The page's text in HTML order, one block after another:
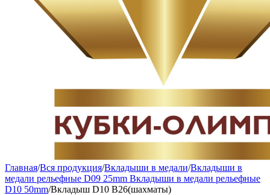
Главная/Вся продукция/Вкладыши в медали/Вкладыши в
медали рельефные D09 25mm Вкладыши в медали рельефные
D10 50mm/Вкладыш D10 B26(шахматы)